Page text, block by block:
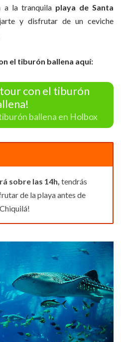
a la tranquila playa de Santa
y disfrutar de un ceviche
el tiburón ballena aquí:
tour con el tiburón
ballena en Holbox
sobre las 14h, tendrás
de la playa antes de